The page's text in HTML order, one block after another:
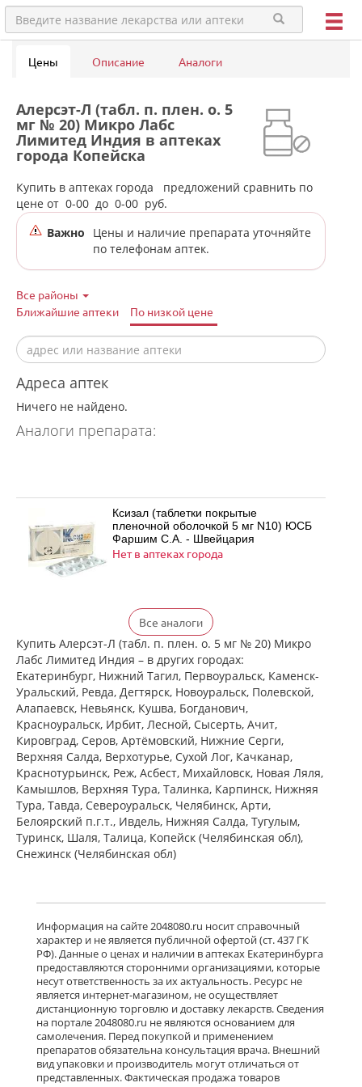
Цены Описание Аналоги
Алерсэт-Л (табл. п. плен. о. 5
мг № 20) Микро Лабс
Лимитед Индия в аптеках
города Копейска
(Челябинская обл)
Купить в аптеках города
предложений сравнить по
цене от 0-00 до 0-00 руб.
Важно
Цены и наличие препарата уточняйте
по телефонам аптек.
Все районы
Ближайшие аптеки
По низкой цене
Адреса аптек
Ничего не найдено.
Аналоги препарата:
Ксизал (таблетки покрытые
пленочной оболочкой 5 мг N10) ЮСБ
Фаршим С.А. - Швейцария
Нет в аптеках города
Ксизал (таблетки покрытые
пленочной оболочкой 5 мг N14) ЮСБ
Фаршим С.А. - Швейцария
Нет в аптеках города
Ксизал (таблетки покрытые
пленочной оболочкой 5 мг N7) ЮСБ
Фаршим С.А. - Швейцария
Нет в аптеках города
Ксизал (капли для приема внутрь 5
мг/мл 10 мл, флакон-капельница)
ЮСБ Фаршим С.А., Эйсика
Фармасьютикалз С.р.Л. - Италия
Гленцет (таблетки покрытые
пленочной оболочкой 5 мг N10)
Гленмарк Дженерикс Лимитед -
Индия
Нет в аптеках города
Гленцет (таблетки покрытые
пленочной оболочкой 5 мг N14)
Гленмарк Дженерикс Лимитед -
Индия
Нет в аптеках города
Все аналоги
Купить Алерсэт-Л (табл. п. плен. о. 5 мг № 20) Микро
Лабс Лимитед Индия – в других городах:
Екатеринбург, Нижний Тагил, Первоуральск, Каменск-
Уральский, Ревда, Дегтярск, Новоуральск, Полевской,
Алапаевск, Невьянск, Кушва, Богданович,
Красноуральск, Ирбит, Лесной, Сысерть, Ачит,
Кировград, Серов, Артёмовский, Нижние Cерги,
Верхняя Салда, Верхотурье, Сухой Лог, Качканар,
Краснотурьинск, Реж, Асбест, Михайловск, Новая Ляля,
Камышлов, Верхняя Тура, Талинка, Карпинск, Нижняя
Тура, Тавда, Североуральск, Челябинск, Арти,
Белоярский п.г.т., Ивдель, Нижняя Салда, Тугулым,
Туринск, Шаля, Талица, Копейск (Челябинская обл),
Снежинск (Челябинская обл)
Информация на сайте 2048080.ru носит справочный
характер и не является публичной офертой (ст. 437 ГК
РФ). Данные о ценах и наличии в аптеках Екатеринбурга
предоставляются сторонними организациями, которые
несут ответственность за их актуальность. Ресурс не
является интернет-магазином, не осуществляет
дистанционную торговлю и доставку лекарств. Сведения
на портале 2048080.ru не являются основанием для
самолечения. Перед покупкой и применением
препаратов обязательна консультация врача. Внешний
вид упаковки и производитель могут отличаться от
представленных. Фактическая продажа товаров